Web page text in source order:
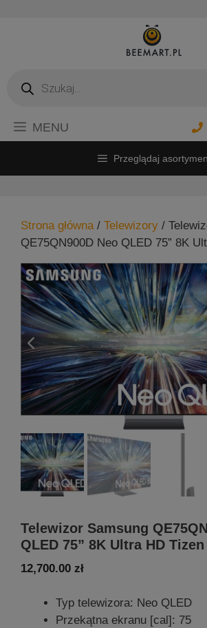
produktów
MENU
Przeglądaj
Strona główna/ Telewizory /
QE75QN900D Neo QLED 75” 8K
Telewizor Samsung
QLED 75” 8K Ultra HD Tizen
12,700.00 zł
Typ telewizora: Neo QLED
Przekątna ekranu [cal]: 75